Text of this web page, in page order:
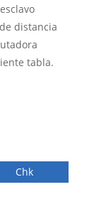
distancia
tabla.
Chk